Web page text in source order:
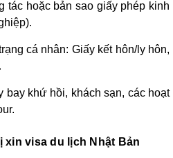
tác hoặc bản sao giấy phép kinh
cá nhân: Giấy kết hôn/ly hôn,
bay khứ hồi, khách sạn, các hoạt
xin visa du lịch Nhật Bản